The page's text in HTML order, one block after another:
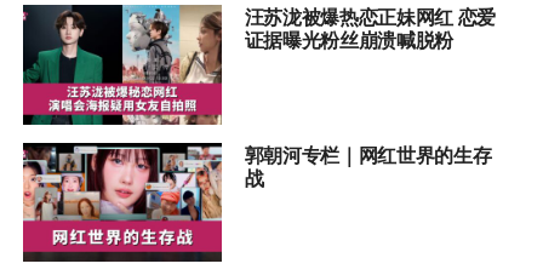
汪苏泷被爆热恋正妹网红 恋爱
证据曝光粉丝崩溃喊脱粉
郭朝河专栏｜网红世界的生存
战